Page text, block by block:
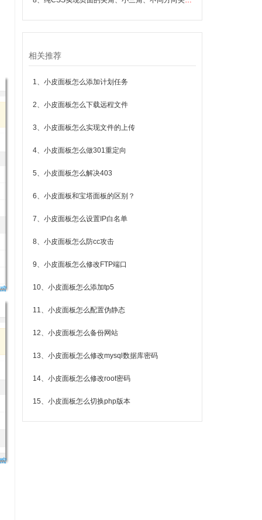
相关推荐
1、小皮面板怎么添加计划任务
2、小皮面板怎么下载远程文件
3、小皮面板怎么实现文件的上传
4、小皮面板怎么做301重定向
5、小皮面板怎么解决403
6、小皮面板和宝塔面板的区别？
7、小皮面板怎么设置IP白名单
8、小皮面板怎么防cc攻击
9、小皮面板怎么修改FTP端口
10、小皮面板怎么添加tp5
11、小皮面板怎么配置伪静态
12、小皮面板怎么备份网站
13、小皮面板怎么修改mysql数据库密码
14、小皮面板怎么修改root密码
15、小皮面板怎么切换php版本